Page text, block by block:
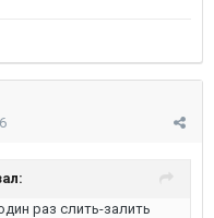
раз слить-залить